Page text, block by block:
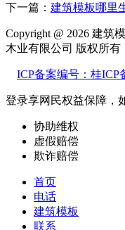
下一篇： 建筑模板哪里
Copyright @ 2026 建筑
木业有限公司 版权所有
ICP备案编号：桂ICP
登录享网民权益保障，
协助维权
虚假赔偿
欺诈赔偿
首页
电话
建筑模板
联系